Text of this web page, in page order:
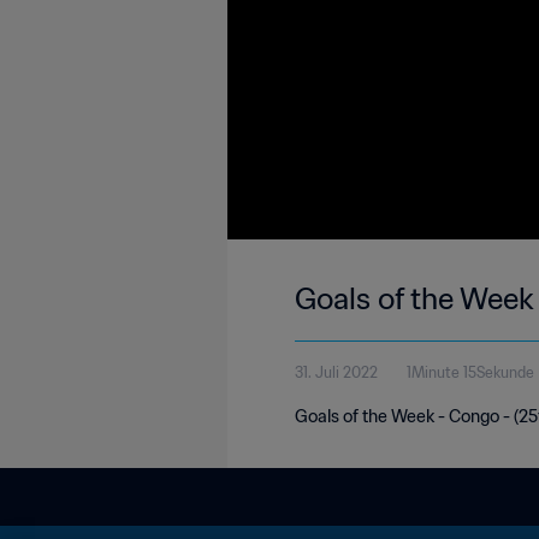
Goals of the
31. Juli 2022 1Minute 15Sekunde
Goals of the Week - Congo -